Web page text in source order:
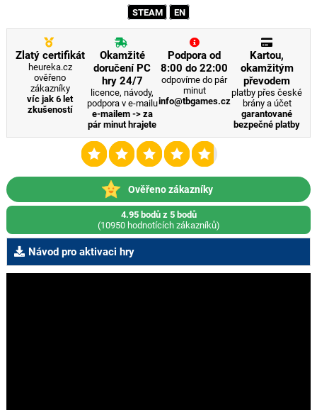
STEAM EN
Zlatý certifikát
heureka.cz
ověřeno
zákazníky
víc jak 6 let
zkušeností
Okamžité
doručení PC
hry 24/7
licence, návody,
podpora v e-mailu
e-mailem -> za
pár minut hrajete
Podpora od
8:00 do 22:00
odpovíme do pár
minut
info@tbgames.cz
Kartou,
okamžitým
převodem
platby přes české
brány a účet
garantované
bezpečné platby
Ověřeno zákazníky
4.95 bodů z 5 bodů
(10950 hodnotících zákazníků)
Návod pro aktivaci hry